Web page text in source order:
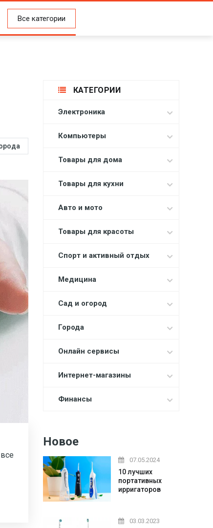
Все категории
КАТЕГОРИИ
Электроника
Компьютеры
Товары для дома
Товары для кухни
Авто и мото
Товары для красоты
Спорт и активный отдых
Медицина
Сад и огород
Города
Онлайн сервисы
Интернет-магазины
Финансы
Новое
07.05.2024
10 лучших
портативных
ирригаторов
03.03.2023